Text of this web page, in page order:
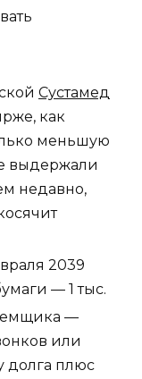
Сустамед
как
меньшую
выдержали
недавно,
2039
— 1 тыс.
—
или
долга плюс